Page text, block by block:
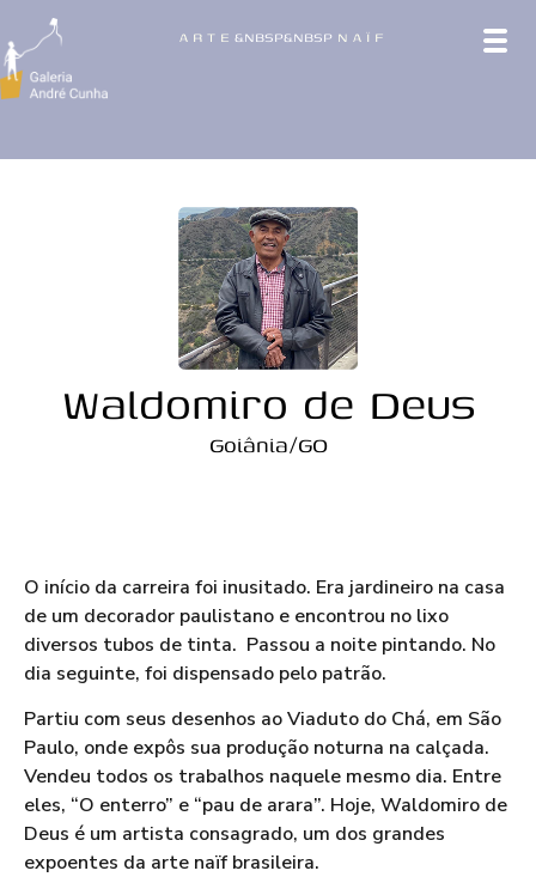
A R T E &NBSP&NBSP N A Ï F
Waldomiro de Deus
Goiânia/GO
O início da carreira foi inusitado. Era jardineiro na casa
de um decorador paulistano e encontrou no lixo
diversos tubos de tinta. Passou a noite pintando. No
dia seguinte, foi dispensado pelo patrão.
Partiu com seus desenhos ao Viaduto do Chá, em São
Paulo, onde expôs sua produção noturna na calçada.
Vendeu todos os trabalhos naquele mesmo dia. Entre
eles, “O enterro” e “pau de arara”. Hoje, Waldomiro de
Deus é um artista consagrado, um dos grandes
expoentes da arte naïf brasileira.